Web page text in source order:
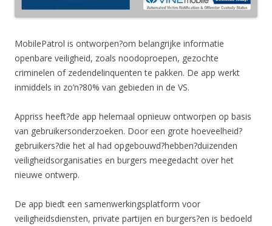
MobilePatrol is ontworpen?om belangrijke informatie
openbare veiligheid, zoals noodoproepen, gezochte
criminelen of zedendelinquenten te pakken. De app werkt
inmiddels in zo’n?80% van gebieden in de VS.
Appriss heeft?de app helemaal opnieuw ontworpen op basis
van gebruikersonderzoeken. Door een grote hoeveelheid?
gebruikers?die het al had opgebouwd?hebben?duizenden
veiligheidsorganisaties en burgers meegedacht over het
nieuwe ontwerp.
De app biedt een samenwerkingsplatform voor
veiligheidsdiensten, private partijen en burgers?en is bedoeld